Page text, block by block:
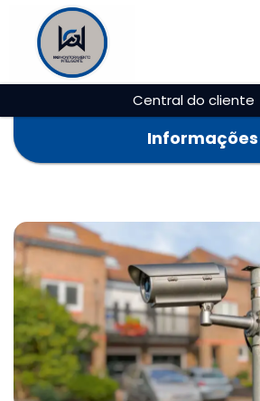
Central do cliente
Informações